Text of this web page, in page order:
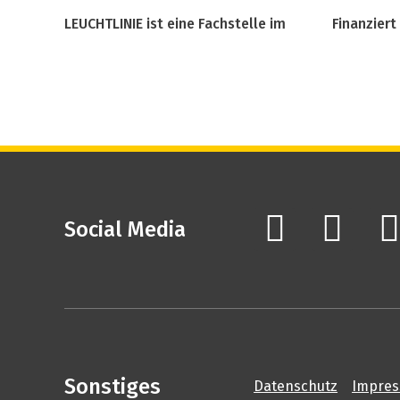
LEUCHTLINIE ist eine Fachstelle im Finanziert
Social Media
Sonstiges Datenschutz